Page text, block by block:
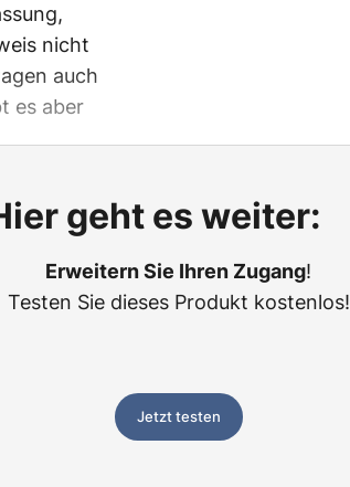
nicht
auch
es aber
geht es weiter:
Erweitern Sie Ihren Zugang!
Testen Sie dieses Produkt kostenlos!
Jetzt testen